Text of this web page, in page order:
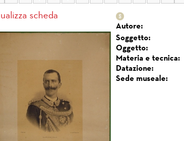
scheda
Autore:
Soggetto:
Oggetto:
Materia e tecnica:
Datazione:
Sede museale: